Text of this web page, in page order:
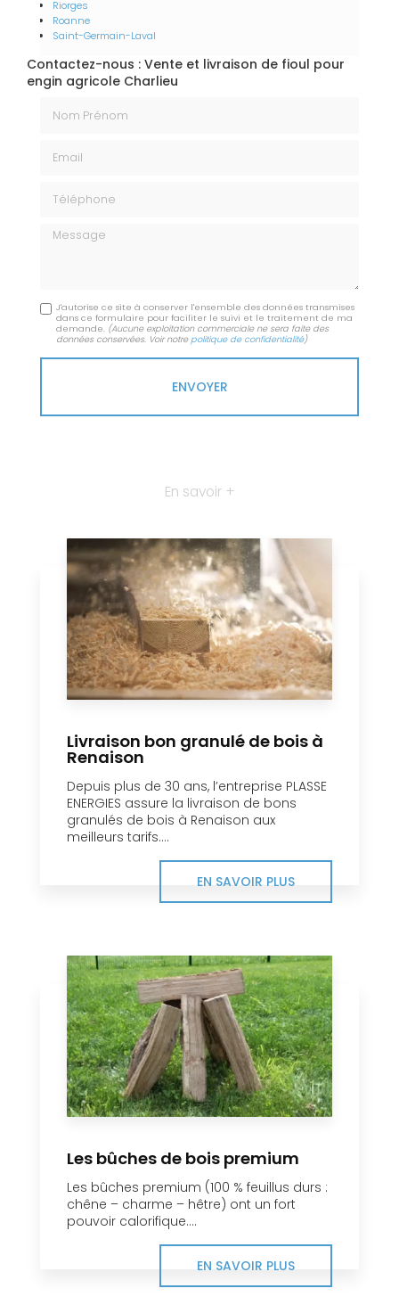
Riorges
Roanne
Saint-Germain-Laval
Contactez-nous : Vente et livraison de fioul pour
engin agricole Charlieu
Message
J'autorise ce site à conserver l'ensemble des données transmises
dans ce formulaire pour faciliter le suivi et le traitement de ma
demande. (Aucune exploitation commerciale ne sera faite des
données conservées. Voir notre politique de confidentialité)
En savoir +
Livraison bon granulé de bois à
Renaison
Depuis plus de 30 ans, l’entreprise PLASSE
ENERGIES assure la livraison de bons
granulés de bois à Renaison aux
meilleurs tarifs....
EN SAVOIR PLUS
Les bûches de bois premium
Les bûches premium (100 % feuillus durs :
chêne – charme – hêtre) ont un fort
pouvoir calorifique....
EN SAVOIR PLUS